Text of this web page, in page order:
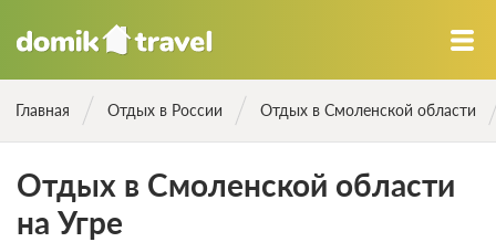
Главная Отдых в России Отдых в Смоленской области
Отдых в Смоленской области
на Угре